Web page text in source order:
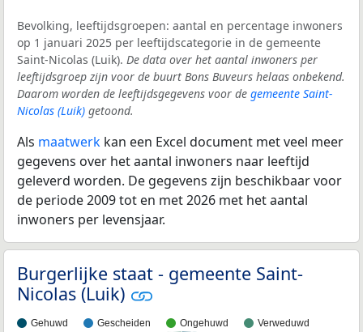
Bevolking, leeftijdsgroepen: aantal en percentage inwoners
op 1 januari 2025 per leeftijdscategorie in de gemeente
Saint-Nicolas (Luik). De data over het aantal inwoners per
leeftijdsgroep zijn voor de buurt Bons Buveurs helaas onbekend.
Daarom worden de leeftijdsgegevens voor de gemeente Saint-
Nicolas (Luik) getoond.
Als maatwerk kan een Excel document met veel meer
gegevens over het aantal inwoners naar leeftijd
geleverd worden. De gegevens zijn beschikbaar voor
de periode 2009 tot en met 2026 met het aantal
inwoners per levensjaar.
Burgerlijke staat - gemeente Saint-
Nicolas (Luik)
Gehuwd Gescheiden Ongehuwd Verweduwd